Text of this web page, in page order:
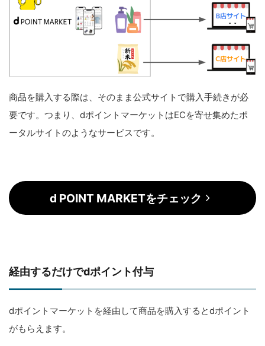
商品を購入する際は、そのまま公式サイトで購入手続きが必
要です。つまり、dポイントマーケットはECを寄せ集めたポ
ータルサイトのようなサービスです。
d POINT MARKETをチェック
経由するだけでdポイント付与
dポイントマーケットを経由して商品を購入するとdポイント
がもらえます。